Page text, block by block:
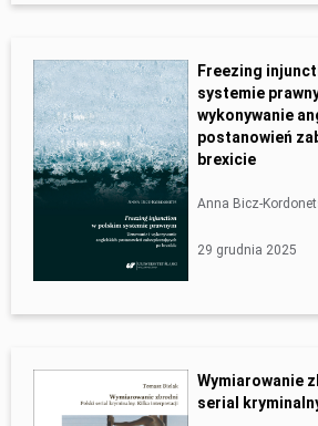
Freezing
systemie
wykonywanie
postanowień
brexicie
Anna Bicz-
29 grudnia 2025
Wymiarowanie
serial